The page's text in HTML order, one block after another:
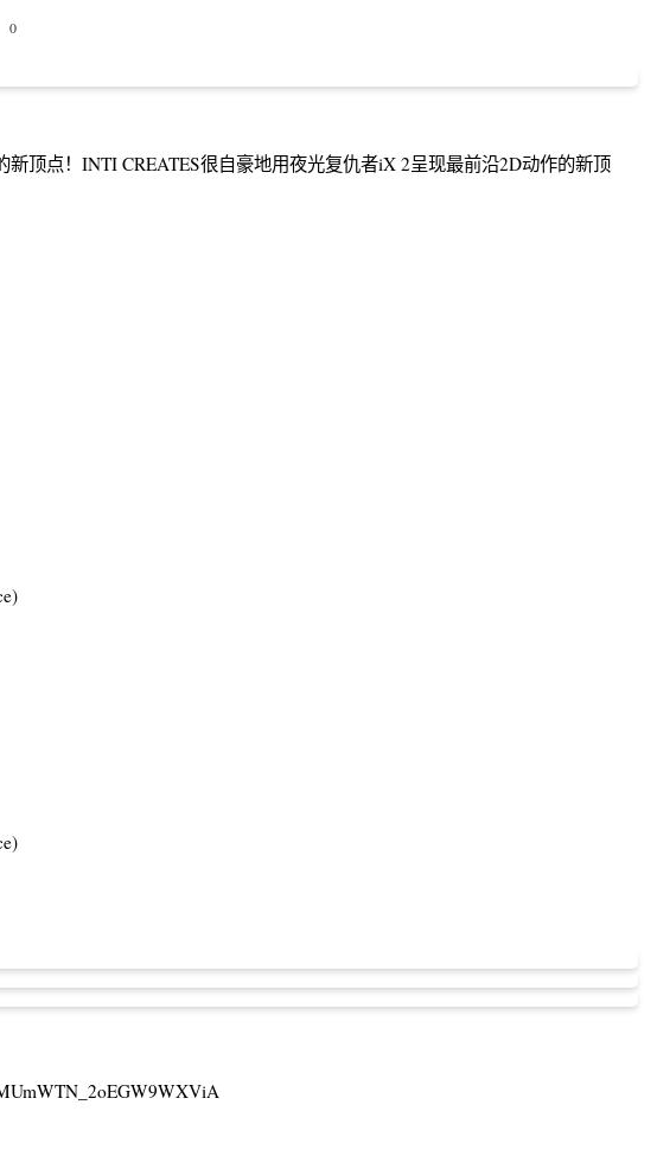
0
新顶点！INTI CREATES很自豪地用夜光复仇者iX 2呈现最前沿2D动作的新顶